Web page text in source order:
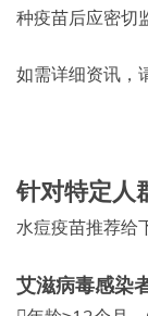
种疫苗后应密切
如需详细资讯，
针对特定人
水痘疫苗推荐给
艾滋病毒感染